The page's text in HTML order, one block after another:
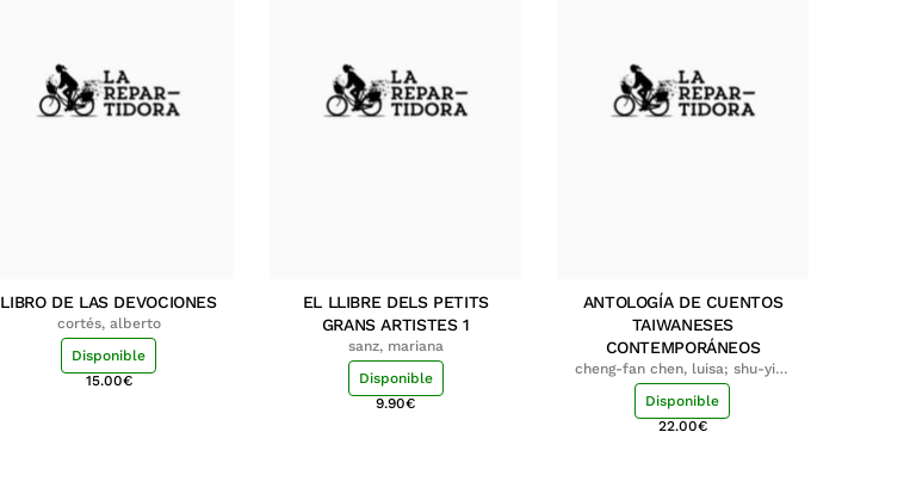
LIBRO DE LAS DEVOCIONES
cortés, alberto
Disponible
15.00€
EL LLIBRE DELS PETITS
GRANS ARTISTES 1
sanz, mariana
Disponible
9.90€
ANTOLOGÍA DE CUENTOS
TAIWANESES
CONTEMPORÁNEOS
cheng-fan chen, luisa; shu-ying
chang, luisa
Disponible
22.00€